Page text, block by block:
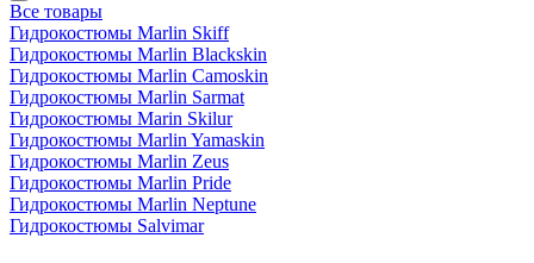
Все товары
Гидрокостюмы Marlin Skiff
Гидрокостюмы Marlin Blackskin
Гидрокостюмы Marlin Camoskin
Гидрокостюмы Marlin Sarmat
Гидрокостюмы Marin Skilur
Гидрокостюмы Marlin Yamaskin
Гидрокостюмы Marlin Zeus
Гидрокостюмы Marlin Pride
Гидрокостюмы Marlin Neptune
Гидрокостюмы Salvimar